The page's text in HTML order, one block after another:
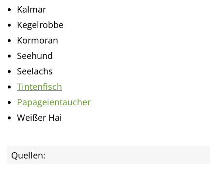
Kalmar
Kegelrobbe
Kormoran
Seehund
Seelachs
Tintenfisch
Papageientaucher
Weißer Hai
Quellen: